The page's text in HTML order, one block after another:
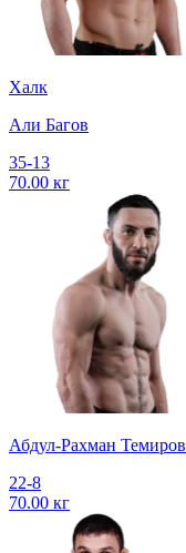
Халк
Али Багов
35-13
70.00 кг
Абдул-Рахман Темиров
22-8
70.00 кг